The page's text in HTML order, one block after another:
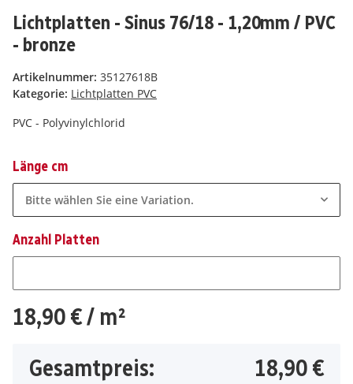
Lichtplatten - Sinus 76/18 - 1,20mm / PVC
- bronze
Artikelnummer: 35127618B
Kategorie: Lichtplatten PVC
PVC - Polyvinylchlorid
Länge cm
Bitte wählen Sie eine Variation.
Anzahl Platten
18,90 €/ m²
Gesamtpreis:
18,90 €